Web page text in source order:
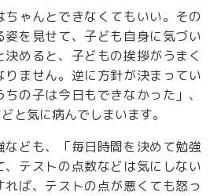
ちゃんとできなくてもいい。その
姿を見せて、子ども自身に気づい
めると、子どもの挨拶がうまく
りません。逆に方針が決まってい
の子は今日もできなかった」、
と気に病んでしまいます。
なども、「毎日時間を決めて勉強
、テストの点数などは気にしない
れば、テストの点が悪くても怒っ